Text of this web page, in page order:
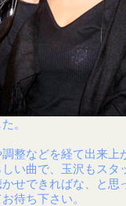
。
整などを経て出来上
い曲で、玉沢もスタ
せできればな、と思
待ち下さい。